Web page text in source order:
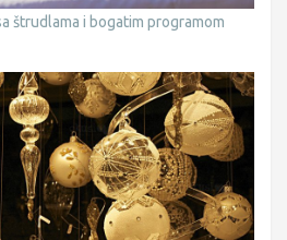
štrudlama i bogatim programom